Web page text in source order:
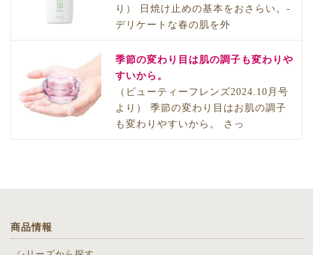
り） 日焼け止めの基本をおさらい。-
デリケートな春の肌を外
季節の変わり目は肌の調子も変わりや
すいから。
（ビューティーフレンズ2024.10月号
より） 季節の変わり目はお肌の調子
も変わりやすいから。 さっ
商品情報